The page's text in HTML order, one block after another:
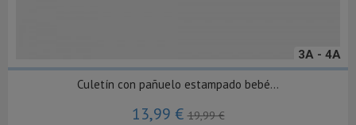
3A - 4A
Culetín con pañuelo estampado bebé...
13,99 €19,99 €